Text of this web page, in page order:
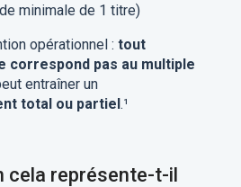
minimale de 1 titre)
opérationnel : tout
correspond pas au multiple
entraîner un
total ou partiel.¹
cela représente-t-il